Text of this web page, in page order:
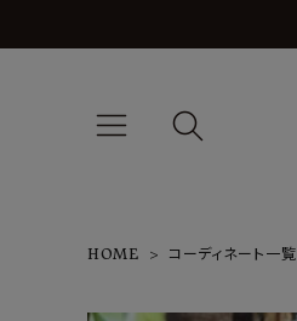
HOME コーディネート一覧